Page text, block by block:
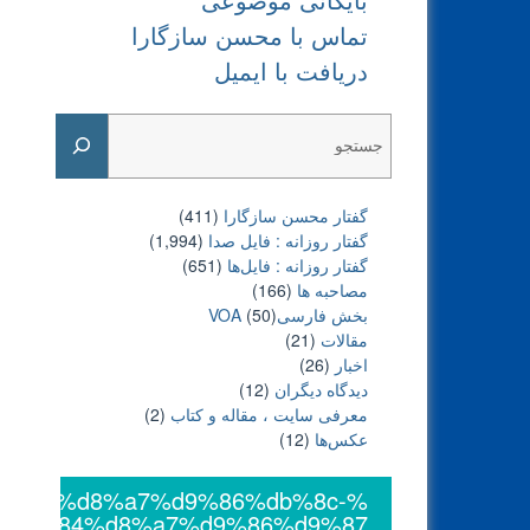
تماس با محسن سازگارا
دریافت با ایمیل
گفتار محسن سازگارا (411)
گفتار روزانه : فایل‌ صدا (1,994)
گفتار روزانه : فایل‌ها (651)
مصاحبه ها (166)
بخش فارسیVOA(50)
مقالات (21)
اخبار (26)
دیدگاه دیگران (12)
معرفی سایت ، مقاله و کتاب (2)
عکس‌ها (12)